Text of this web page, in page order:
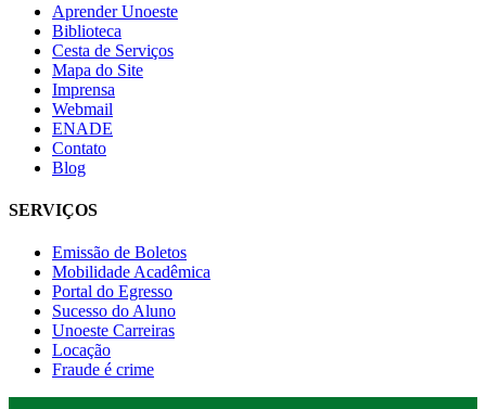
Aprender Unoeste
Biblioteca
Cesta de Serviços
Mapa do Site
Imprensa
Webmail
ENADE
Contato
Blog
SERVIÇOS
Emissão de Boletos
Mobilidade Acadêmica
Portal do Egresso
Sucesso do Aluno
Unoeste Carreiras
Locação
Fraude é crime